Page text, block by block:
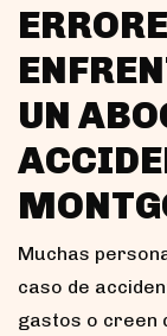
UN
Muchas
caso de
gastos o creen